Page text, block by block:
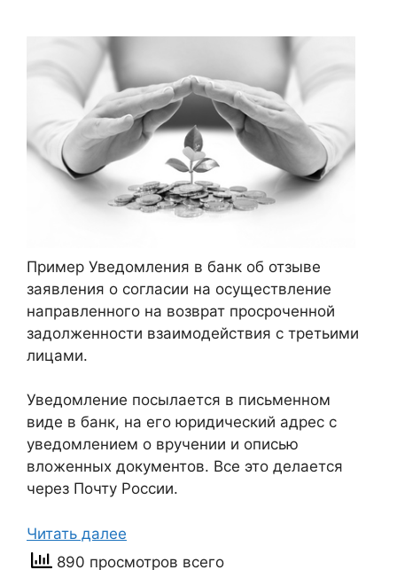
Пример Уведомления в банк об отзыве
заявления о согласии на осуществление
направленного на возврат просроченной
задолженности взаимодействия с третьими
лицами.
Уведомление посылается в письменном
виде в банк, на его юридический адрес с
уведомлением о вручении и описью
вложенных документов. Все это делается
через Почту России.
Читать далее
890 просмотров всего